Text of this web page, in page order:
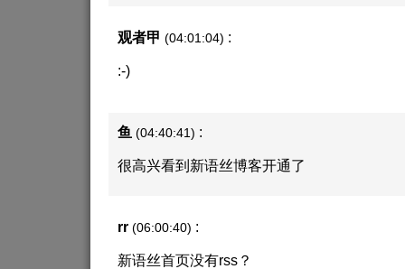
观者甲 (04:01:04) :
:-)
鱼 (04:40:41) :
很高兴看到新语丝博客开通了
rr (06:00:40) :
新语丝首页没有rss？